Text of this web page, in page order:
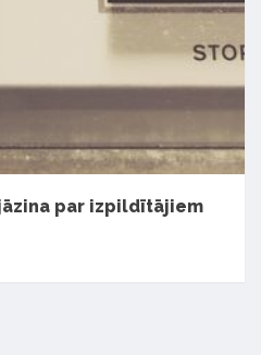
par izpildītājiem